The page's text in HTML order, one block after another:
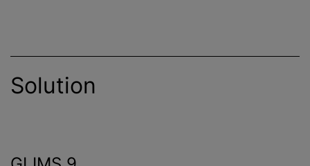
Solution